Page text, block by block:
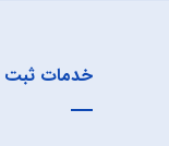
خدمات ثبت